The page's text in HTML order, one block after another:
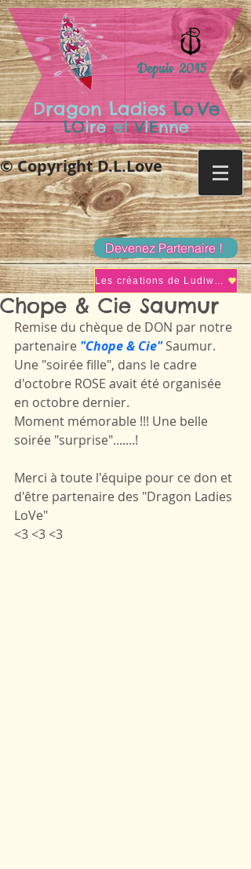
Dragon Ladies Lo.Ve
LOire et ViEnne
Depuis 2015
© Copyright D.L.Love
Devenez Partenaire !
Les créations de Ludiwine
Chope & Cie Saumur
Remise du chèque de DON par notre
partenaire "Chope & Cie" Saumur.
Une "soirée fille", dans le cadre
d'octobre ROSE avait été organisée
en octobre dernier.
Moment mémorable !!! Une belle
soirée "surprise".......!
Merci à toute l'équipe pour ce don et
d'être partenaire des "Dragon Ladies
LoVe"
<3 <3 <3